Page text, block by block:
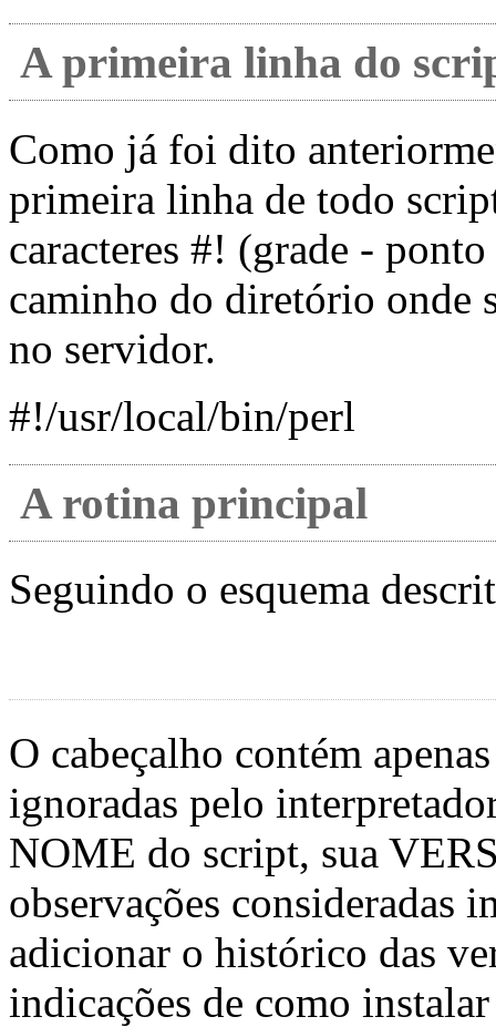
A primeira linha do
Como já foi dito
primeira linha de todo
caracteres #! (grade -
caminho do diretório onde
no servidor.
#!/usr/local/bin/perl
A rotina principal
Seguindo o esquema
O cabeçalho contém
ignoradas pelo
NOME do script, sua
observações consideradas
adicionar o histórico das
indicações de como